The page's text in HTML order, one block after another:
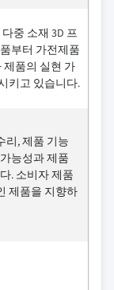
중 소재 3D 프
부터 가전제품
제품의 실현 가
키고 있습니다.
리, 제품 기능
능성과 제품
. 소비자 제품
제품을 지향하